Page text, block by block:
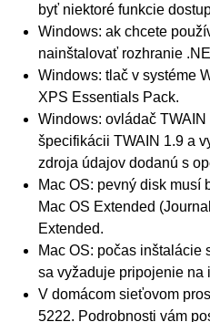
byť niektoré funkcie
Windows: ak chcete
nainštalovať rozhranie
Windows: tlač v systéme
XPS Essentials Pack.
Windows: ovládačTWAIN
špecifikáciiTWAIN 1.9 a
zdroja údajov dodanú s
Mac OS: pevný disk musí
Mac OS Extended
Extended.
Mac OS: počas inštalácie
sa vyžaduje pripojenie na
V domácom sieťovom
5222. Podrobnosti vám